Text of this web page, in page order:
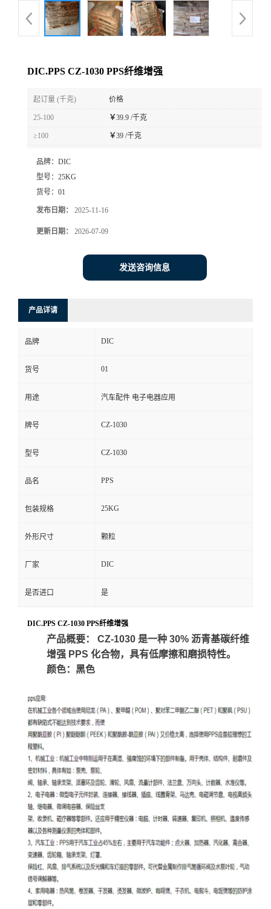
展
式
言
DIC.PPS CZ-1030 PPS纤维增强
起订量 (千克) 价格
25-100 ￥39.9 /千克
≥100 ￥39 /千克
品牌： DIC
型号： 25KG
货号： 01
发布日期： 2025-11-16
更新日期： 2026-07-09
发送咨询信息
产品详请
品牌 DIC
货号 01
用途 汽车配件 电子电器应用
牌号 CZ-1030
型号 CZ-1030
品名 PPS
包装规格 25KG
外形尺寸 颗粒
厂家 DIC
是否进口 是
DIC.PPS CZ-1030 PPS纤维增强
产品概要： CZ-1030 是一种 30% 沥青基碳纤维
增强 PPS 化合物，具有低摩擦和磨损特性。
颜色：黑色